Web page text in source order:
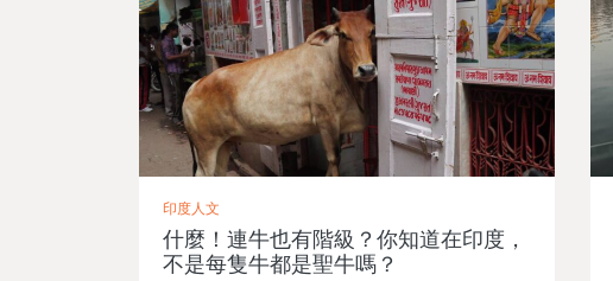
印度人文
什麼！連牛也有階級？你知道在印度，
不是每隻牛都是聖牛嗎？